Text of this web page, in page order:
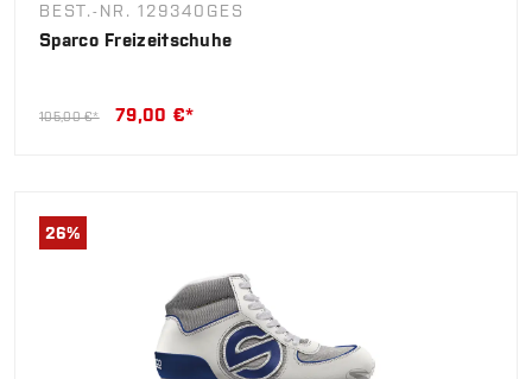
BEST.-NR. 129340GES
Sparco Freizeitschuhe
105,00 €* 79,00 €*
26%